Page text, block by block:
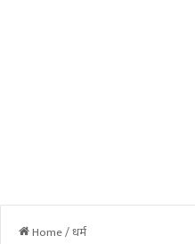
Home/धर्म